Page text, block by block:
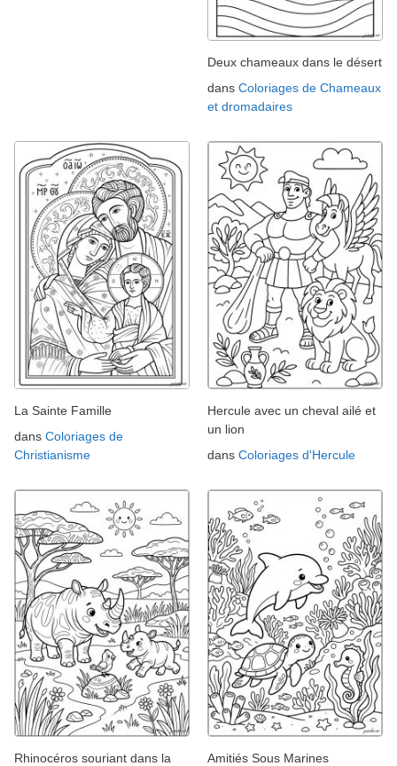
Deux chameaux dans le désert
dans Coloriages de Chameaux
et dromadaires
La Sainte Famille
dans Coloriages de
Christianisme
Hercule avec un cheval ailé et
un lion
dans Coloriages d'Hercule
Rhinocéros souriant dans la
Amitiés Sous Marines